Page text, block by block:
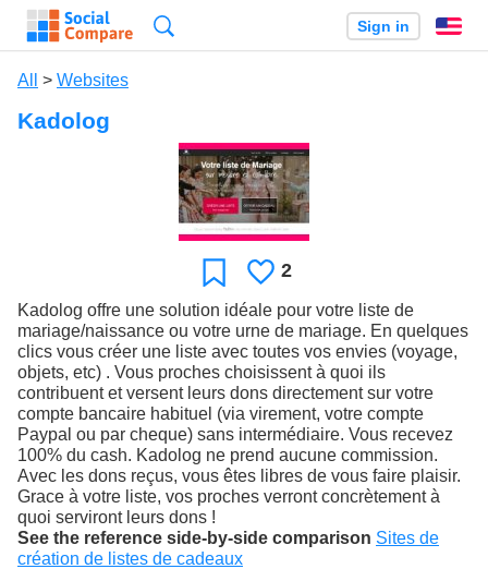
Sign in
All > Websites
Kadolog
FavoriteLikes
2
Kadolog offre une solution idéale pour votre liste de
mariage/naissance ou votre urne de mariage. En quelques
clics vous créer une liste avec toutes vos envies (voyage,
objets, etc) . Vous proches choisissent à quoi ils
contribuent et versent leurs dons directement sur votre
compte bancaire habituel (via virement, votre compte
Paypal ou par cheque) sans intermédiaire. Vous recevez
100% du cash. Kadolog ne prend aucune commission.
Avec les dons reçus, vous êtes libres de vous faire plaisir.
Grace à votre liste, vos proches verront concrètement à
quoi serviront leurs dons !
See the reference side-by-side comparison Sites de
création de listes de cadeaux